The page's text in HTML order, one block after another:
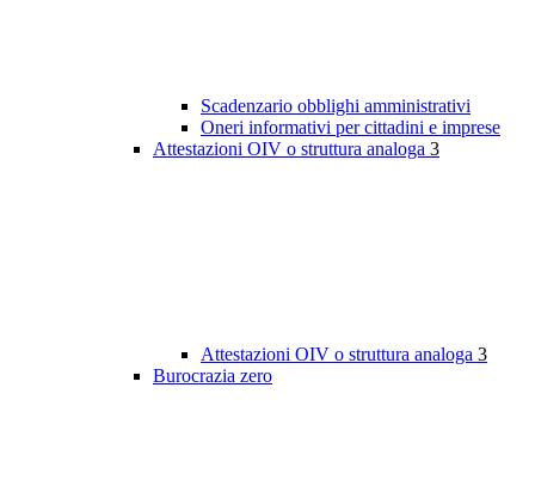
Scadenzario obblighi amministrativi
Oneri informativi per cittadini e imprese
Attestazioni OIV o struttura analoga 3
Attestazioni OIV o struttura analoga 3
Burocrazia zero